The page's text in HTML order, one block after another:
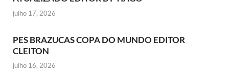
julho 17, 2026
PES BRAZUCAS COPA DO MUNDO EDITOR
CLEITON
julho 16, 2026